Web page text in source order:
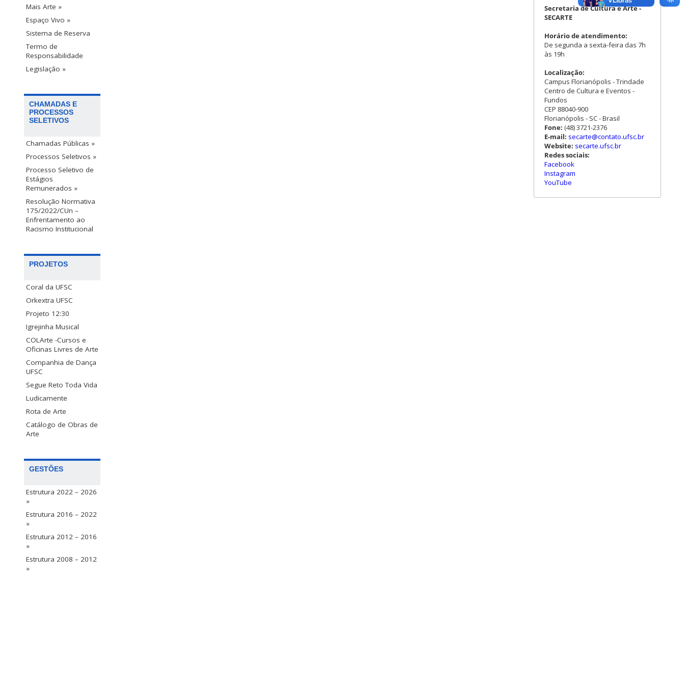
Mais Arte »
Espaço Vivo »
Sistema de Reserva
Termo de
Responsabilidade
Legislação »
CHAMADAS E
PROCESSOS
SELETIVOS
Chamadas Públicas »
Processos Seletivos »
Processo Seletivo de
Estágios
Remunerados »
Resolução Normativa
175/2022/CUn –
Enfrentamento ao
Racismo Institucional
PROJETOS
Coral da UFSC
Orkextra UFSC
Projeto 12:30
Igrejinha Musical
COLArte -Cursos e
Oficinas Livres de Arte
Companhia de Dança
UFSC
Segue Reto Toda Vida
Ludicamente
Rota de Arte
Catálogo de Obras de
Arte
GESTÕES
Estrutura 2022 – 2026
»
Estrutura 2016 – 2022
»
Estrutura 2012 – 2016
»
Estrutura 2008 – 2012
»
Secretaria de Cultura e Arte -
SECARTE
Horário de atendimento:
De segunda a sexta-feira das 7h
às 19h
Localização:
Campus Florianópolis - Trindade
Centro de Cultura e Eventos -
Fundos
CEP 88040-900
Florianópolis - SC - Brasil
Fone: (48) 3721-2376
E-mail: secarte@contato.ufsc.br
Website: secarte.ufsc.br
Redes sociais:
Facebook
Instagram
YouTube